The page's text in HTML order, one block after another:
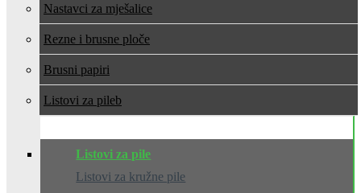
Nastavci za mješalice
Rezne i brusne ploče
Brusni papiri
Listovi za pile
Listovi za pile
Listovi za kružne pile